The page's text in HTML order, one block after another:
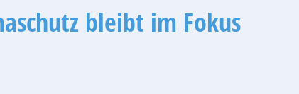
bleibt im Fokus